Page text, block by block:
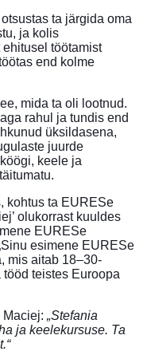
ta järgida oma
ja kolis
töötamist
end kolme
mida ta oli lootnud.
rahul ja tundis end
üksildasena,
juurde
keele ja
kohtus ta EURESe
olukorrast kuuldes
EURESe
esimene EURESe
mis aitab 18–30-
teistes Euroopa
„Stefania
ja keelekursuse. Ta